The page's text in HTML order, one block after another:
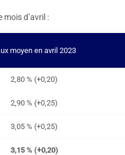
mois d’avril :
moyen en avril 2023
2,80 % (+0,20)
2,90 % (+0,25)
3,05 % (+0,25)
3,15 % (+0,20)